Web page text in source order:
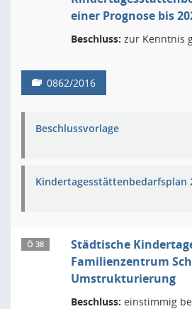
einer Prognose bis
Beschluss: zur Kenntnis
0862/2016
Beschlussvorlage
Kindertagesstättenbedarfsplan
Ö 38
Städtische
Familienzentrum
Umstrukturierung
Beschluss: einstimmig